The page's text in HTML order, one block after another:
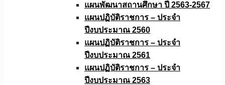
แผนพัฒนาสถานศึกษา ปี 2563-2567
แผนปฏิบัติราชการ – ประจำ
ปีงบประมาณ 2560
แผนปฏิบัติราชการ – ประจำ
ปีงบประมาณ 2561
แผนปฏิบัติราชการ – ประจำ
ปีงบประมาณ 2563